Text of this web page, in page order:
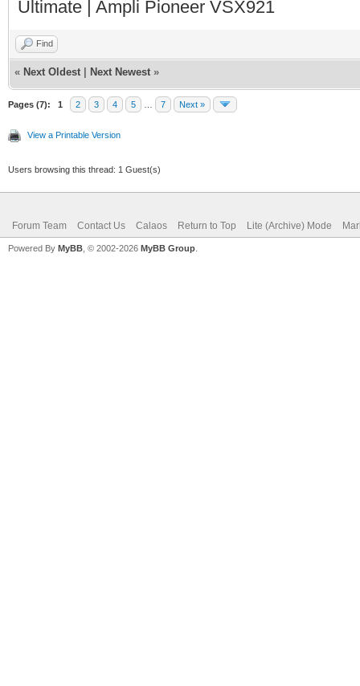
Ultimate | Ampli Pioneer VSX921
Find
« Next Oldest Next Newest »
Pages (7): 1 2 3 4 5 7 Next »
View a Printable Version
Users browsing this thread: 1 Guest(s)
Forum Team Contact Us Calaos Return to Top Lite (Archive) Mode
Powered By MyBB , © 2002-2026 MyBB Group